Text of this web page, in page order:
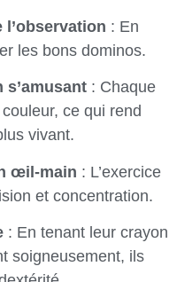
l’observation : En
les bons dominos.
: Chaque
ce qui rend
vivant.
œil-main : L’exercice
et concentration.
: En tenant leur crayon
soigneusement, ils